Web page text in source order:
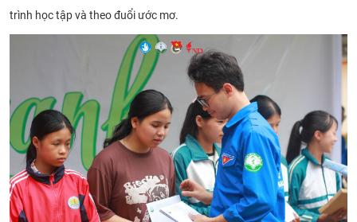
trình học tập và theo đuổi ước mơ.